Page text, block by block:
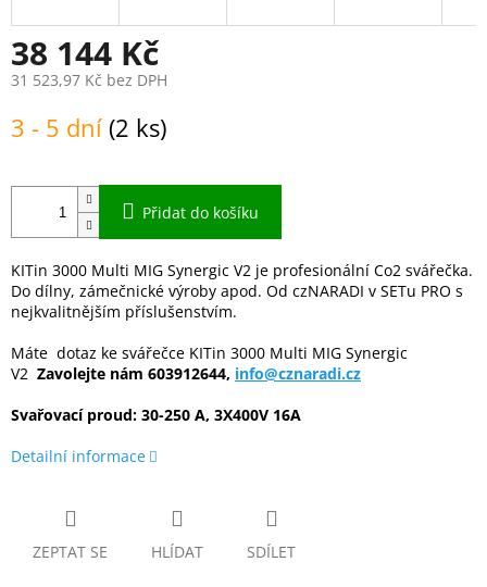
38 144 Kč
31 523,97 Kč bez DPH
cena:
3 - 5 dní (2 ks)
Přidat do košíku
KITin 3000 Multi MIG Synergic V2 je profesionální Co2 svářečka.
Do dílny, zámečnické výroby apod. Od czNARADI v SETu PRO s
nejkvalitnějším příslušenstvím.
Máte dotaz ke svářečce KITin 3000 Multi MIG Synergic
V2 Zavolejte nám 603912644, info@cznaradi.cz
Svařovací proud: 30-250 A, 3X400V 16A
Detailní informace
ZEPTAT SE HLÍDAT SDÍLET